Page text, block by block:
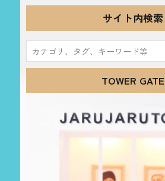
サイト内検索
索:
TOWER GATE